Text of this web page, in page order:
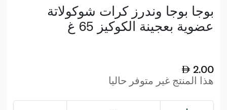
بوجا بوجا وندرز كرات شوكولاتة
عضوية بعجينة الكوكيز 65 غ
2.00
هذا المنتج غير متوفر حاليا